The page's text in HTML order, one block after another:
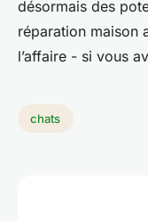
désormais des
réparation maison
l’affaire - si vous
chats